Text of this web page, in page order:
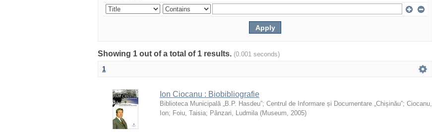
Showing 1 out of a total of 1 results. (0.001 seconds)
1
Ion Ciocanu : Biobibliografie
Biblioteca Municipală „B.P. Hasdeu”; Centrul de Informare și Documentare „Chișinău”; Ciocanu,
Ion; Foiu, Taisia; Pânzari, Ludmila (Museum, 2005)